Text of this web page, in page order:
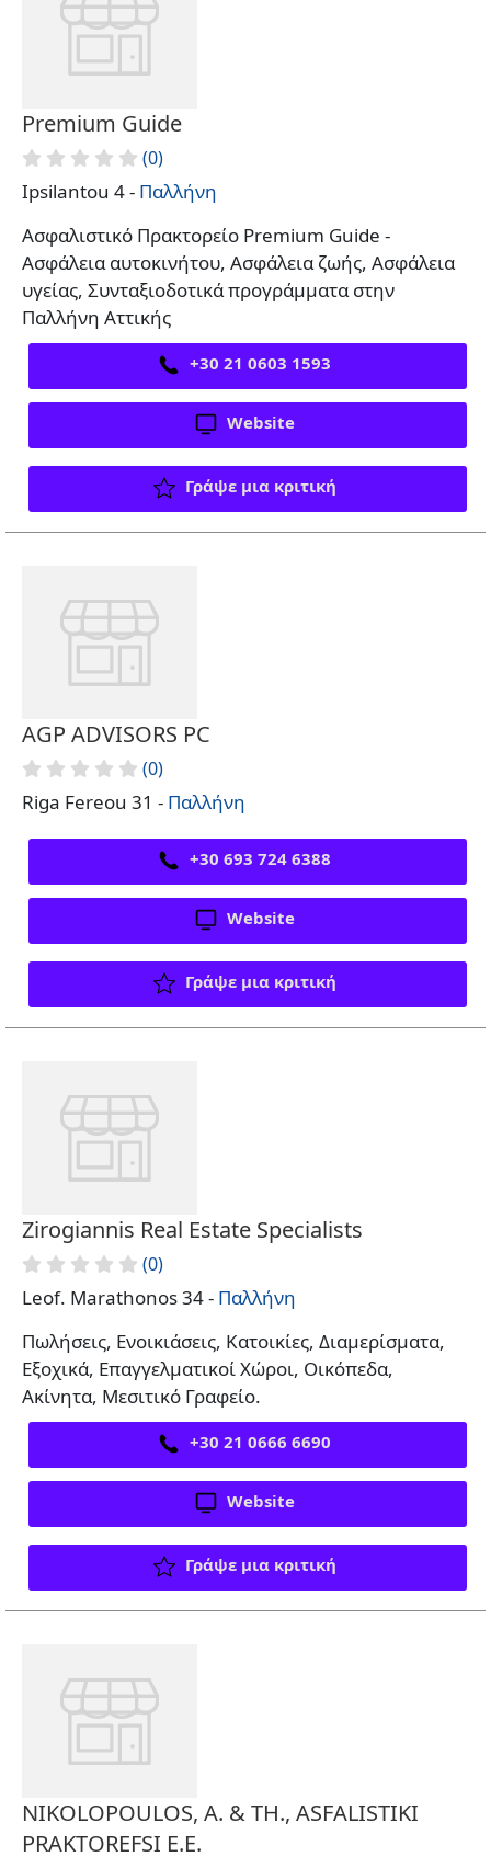
Premium Guide
(0)
Ipsilantou 4 - Παλλήνη
Ασφαλιστικό Πρακτορείο Premium Guide -
Ασφάλεια αυτοκινήτου, Ασφάλεια ζωής, Ασφάλεια
υγείας, Συνταξιοδοτικά προγράμματα στην
Παλλήνη Αττικής
+30 21 0603 1593
Website
Γράψε μια κριτική
AGP ADVISORS PC
(0)
Riga Fereou 31 - Παλλήνη
+30 693 724 6388
Website
Γράψε μια κριτική
Zirogiannis Real Estate Specialists
(0)
Leof. Marathonos 34 - Παλλήνη
Πωλήσεις, Ενοικιάσεις, Κατοικίες, Διαμερίσματα,
Εξοχικά, Επαγγελματικοί Χώροι, Οικόπεδα,
Ακίνητα, Μεσιτικό Γραφείο.
+30 21 0666 6690
Website
Γράψε μια κριτική
NIKOLOPOULOS, A. & TH., ASFALISTIKI
PRAKTOREFSI E.E.